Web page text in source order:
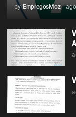
by EmpregosMoz -